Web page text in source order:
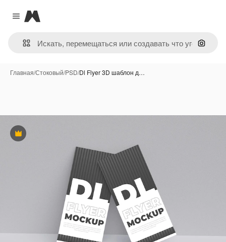
Close menu
Magnific
Поиск
Главная/Стоковый/PSD/Dl Flyer 3D шаблон д…
Премиум